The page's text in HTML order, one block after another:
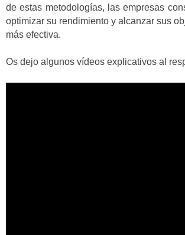
de estas metodologías, las empresas
optimizar su rendimiento y alcanzar sus
más efectiva.
Os dejo algunos vídeos explicativos al